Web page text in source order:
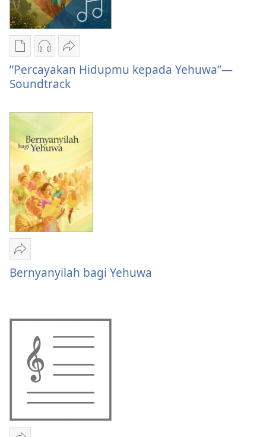
Pilihan
download
publikasi
Hidupmu
kepada
Yehuwa”—
Soundtrack
Pilihan
download
audio
Hidupmu
Yehuwa”—
Soundtrack
Bagikan
”Percayakan
Hidupmu
Yehuwa”—
Soundtrack
”Percayakan Hidupmu kepada Yehuwa”—
Soundtrack
Bagikan
Bernyanyilah
bagi
Bernyanyilah bagi Yehuwa